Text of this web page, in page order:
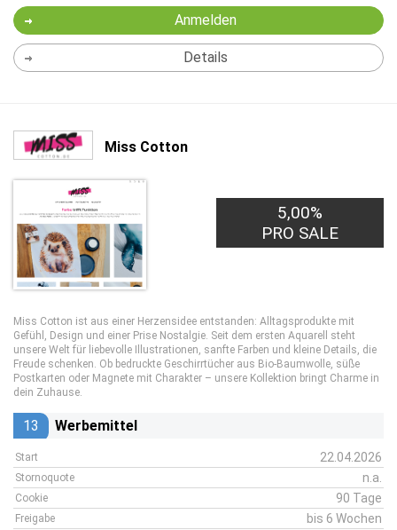
Anmelden
Details
Miss Cotton
5,00%
PRO SALE
Miss Cotton ist aus einer Herzensidee entstanden: Alltagsprodukte mit
Gefühl, Design und einer Prise Nostalgie. Seit dem ersten Aquarell steht
unsere Welt für liebevolle Illustrationen, sanfte Farben und kleine Details, die
Freude schenken. Ob bedruckte Geschirrtücher aus Bio-Baumwolle, süße
Postkarten oder Magnete mit Charakter – unsere Kollektion bringt Charme in
dein Zuhause.
13 Werbemittel
Start 22.04.2026
Stornoquote n.a.
Cookie 90 Tage
Freigabe bis 6 Wochen